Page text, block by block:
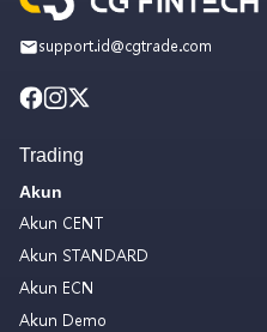
support.id@cgtrade.com
Trading
Akun
Akun CENT
Akun STANDARD
Akun ECN
Akun Demo